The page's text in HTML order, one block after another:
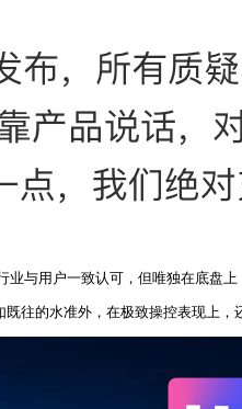
与用户一致认可，但唯独在底盘上
的水准外，在极致操控表现上，